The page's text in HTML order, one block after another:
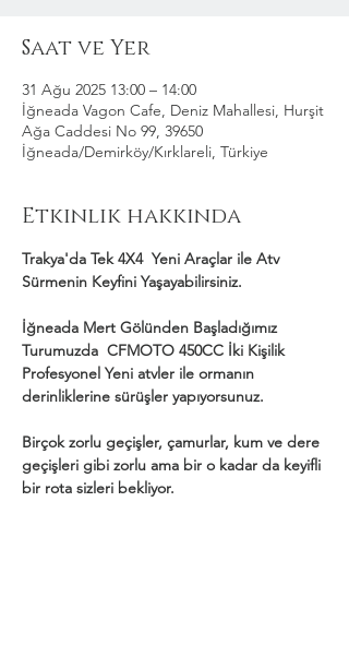
Saat ve Yer
31 Ağu 2025 13:00 – 14:00
İğneada Vagon Cafe, Deniz Mahallesi, Hurşit
Ağa Caddesi No 99, 39650
İğneada/Demirköy/Kırklareli, Türkiye
Etkinlik hakkında
Trakya'da Tek 4X4  Yeni Araçlar ile Atv
Sürmenin Keyfini Yaşayabilirsiniz.
İğneada Mert Gölünden Başladığımız
Turumuzda  CFMOTO 450CC İki Kişilik
Profesyonel Yeni atvler ile ormanın
derinliklerine sürüşler yapıyorsunuz.
Birçok zorlu geçişler, çamurlar, kum ve dere
geçişleri gibi zorlu ama bir o kadar da keyifli
bir rota sizleri bekliyor.